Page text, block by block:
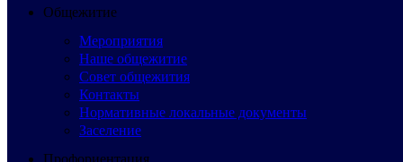
Общежитие
Мероприятия
Наше общежитие
Совет общежития
Контакты
Нормативные локальные документы
Заселение
Профориентация